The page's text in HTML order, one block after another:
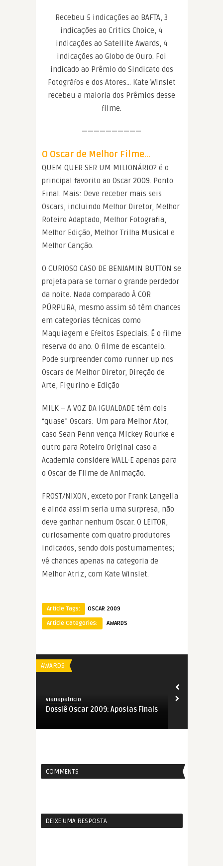
Recebeu 5 indicações ao BAFTA, 3
indicações ao Critics Choice, 4
indicações ao Satellite Awards, 4
indicações ao Globo de Ouro. Foi
indicado ao Prêmio do Sindicato dos
Fotográfos e dos Atores… Kate WInslet
recebeu a maioria dos Prêmios desse
filme.
——————————
O Oscar de Melhor Filme…
QUEM QUER SER UM MILIONÁRIO? é o
principal favorito ao Oscar 2009. Ponto
Final. Mais: Deve receber mais seis
Oscars, incluindo Melhor Diretor, Melhor
Roteiro Adaptado, Melhor Fotografia,
Melhor Edição, Melhor Trilha Musical e
Melhor Canção.
O CURIOSO CASO DE BENJAMIN BUTTON se
projeta para se tornar o grande perdedor
da noite. Nada comparado À COR
PÚRPURA, mesmo assim só têm chances
em categorias técnicas como
Maquiagem e Efeitos Especiais. É o filme
reserva do ano. O filme de escanteio.
Pode surpreender como runner up nos
Oscars de Melhor Diretor, Direção de
Arte, Figurino e Edição
MILK – A VOZ DA IGUALDADE têm dois
“quase” Oscars: Um para Melhor Ator,
caso Sean Penn vença Mickey Rourke e
outro para Roteiro Original caso a
Academia considere WALL-E apenas para
o Oscar de Filme de Animação.
FROST/NIXON, exceto por Frank Langella
e ainda assim seria uma surpresa, não
deve ganhar nenhum Oscar. O LEITOR,
curiosamente com quatro produtores
indicados, sendo dois postumamentes;
vê chances apenas na categoria de
Melhor Atriz, com Kate Winslet.
Article Tags:
OSCAR 2009
Article Categories:
AWARDS
AWARDS
vianapatricio
Dossiê Oscar 2009: Melhor Filme
COMMENTS
DEIXE UMA RESPOSTA